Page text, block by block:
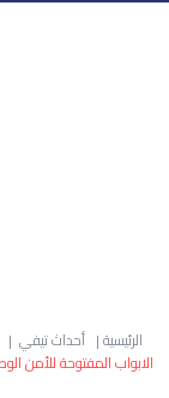
الرئيسية| أحداث تيفي |
الابواب المفتوحة للأمن